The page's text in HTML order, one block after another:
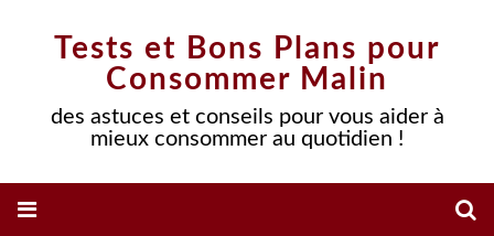
Tests et Bons Plans pour
Consommer Malin
des astuces et conseils pour vous aider à
mieux consommer au quotidien !